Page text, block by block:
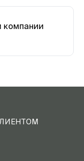
компании